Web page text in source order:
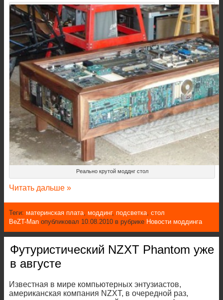
Реально крутой модднг стол
Читать дальше »
Теги: материнская плата моддинг, подсветка стол
BeZT-Man опубликовал 10.08.2010 в рубрике Новости моддинга
Футуристический NZXT Phantom уже
в августе
Известная в мире компьютерных энтузиастов,
американская компания NZXT, в очередной раз,